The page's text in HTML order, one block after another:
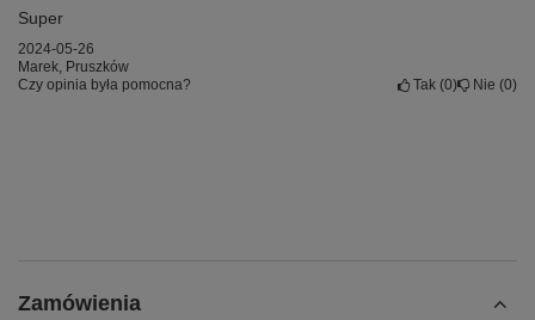
Super
2024-05-26
Marek, Pruszków
Czy opinia była pomocna?
Tak 0 Nie 0
Zamówienia